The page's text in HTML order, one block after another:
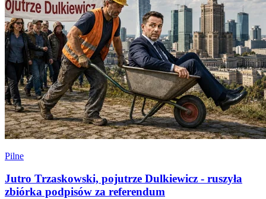
Pilne
Jutro Trzaskowski, pojutrze Dulkiewicz - ruszyła
zbiórka podpisów za referendum